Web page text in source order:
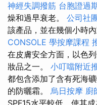
神經失調撥筋 台胞證過
燥和過早衰老。 公司社
該產品，並在幾個小時
CONSOLE 學按摩課程
在皮膚安全方面，以色
妝品之一。 小叮噹附近
都包含添加了含有死海
的防曬霜。 烏日按摩 廚
SPF15水平較低，使其